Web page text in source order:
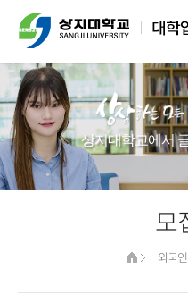
상지대학교에서
모
외국인